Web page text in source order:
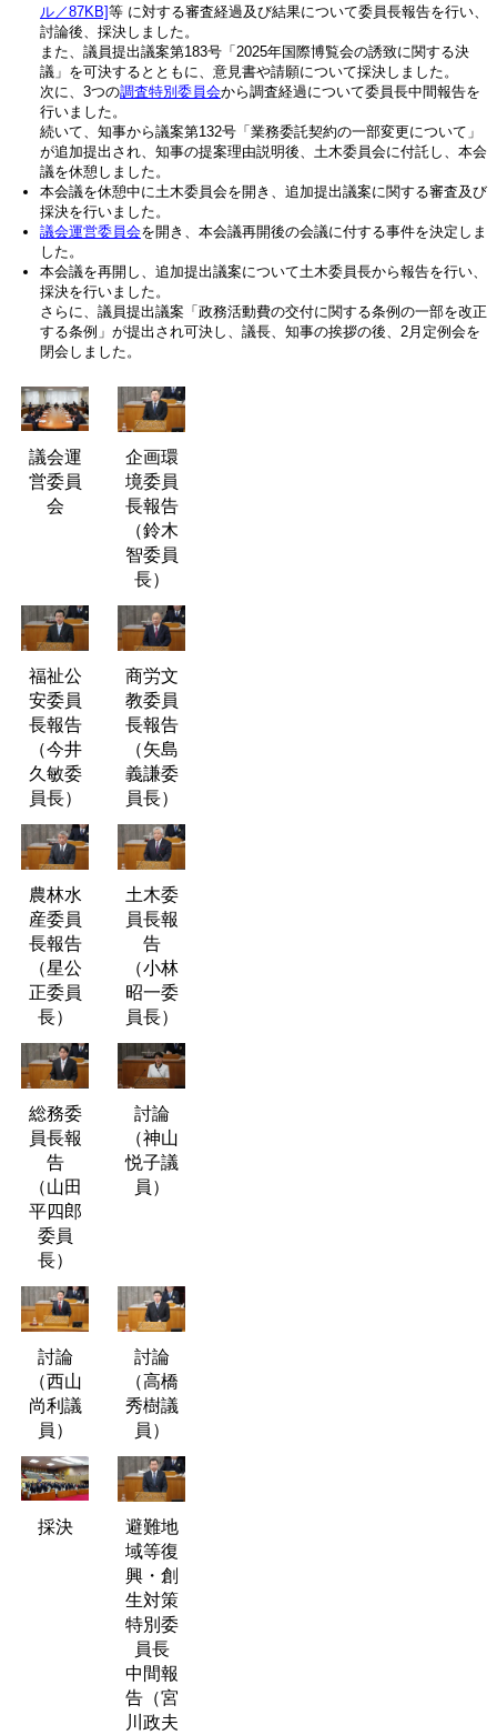
ル／87KB]等 に対する審査経過及び結果について委員長報告を行い、
討論後、採決しました。
また、議員提出議案第183号「2025年国際博覧会の誘致に関する決
議」を可決するとともに、意見書や請願について採決しました。
次に、3つの調査特別委員会から調査経過について委員長中間報告を
行いました。
続いて、知事から議案第132号「業務委託契約の一部変更について」
が追加提出され、知事の提案理由説明後、土木委員会に付託し、本会
議を休憩しました。
本会議を休憩中に土木委員会を開き、追加提出議案に関する審査及び
採決を行いました。
議会運営委員会を開き、本会議再開後の会議に付する事件を決定しま
した。
本会議を再開し、追加提出議案について土木委員長から報告を行い、
採決を行いました。
さらに、議員提出議案「政務活動費の交付に関する条例の一部を改正
する条例」が提出され可決し、議長、知事の挨拶の後、2月定例会を
閉会しました。
議会運
営委員
会
企画環
境委員
長報告
（鈴木
智委員
長）
福祉公
安委員
長報告
（今井
久敏委
員長）
商労文
教委員
長報告
（矢島
義謙委
員長）
農林水
産委員
長報告
（星公
正委員
長）
土木委
員長報
告
（小林
昭一委
員長）
総務委
員長報
告
（山田
平四郎
委員
長）
討論
（神山
悦子議
員）
討論
（西山
尚利議
員）
討論
（高橋
秀樹議
員）
採決
避難地
域等復
興・創
生対策
特別委
員長
中間報
告（宮
川政夫